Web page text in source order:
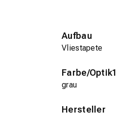
Aufbau
Vliestapete
Farbe/Optik1
grau
Hersteller